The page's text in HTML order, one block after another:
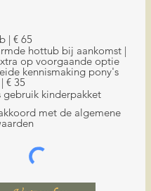
| € 65
hottub bij aankomst |
op voorgaande optie
kennismaking pony's
€ 35
gebruik kinderpakket
met de algemene